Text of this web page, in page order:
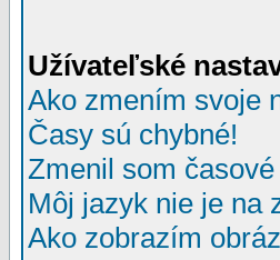
Užívateľské
Ako zmením svoje
Časy sú chybné!
Zmenil som
Môj jazyk nie je na
Ako zobrazím